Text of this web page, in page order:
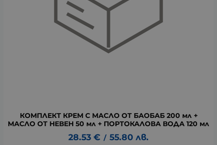
КОМПЛЕКТ КРЕМ С МАСЛО ОТ БАОБАБ 200 мл +
МАСЛО ОТ НЕВЕН 50 мл + ПОРТОКАЛОВА ВОДА 120 мл
28.53 € / 55.80 лв.